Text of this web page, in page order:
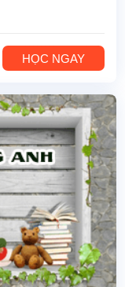
HỌC NGAY